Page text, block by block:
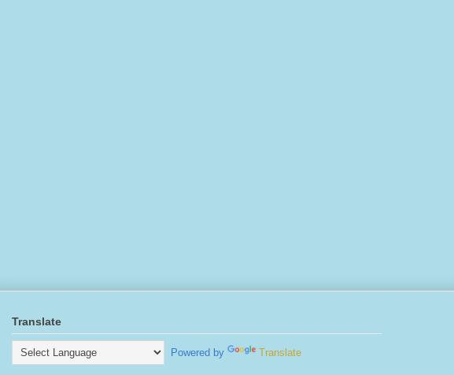
Translate
Powered by Translate